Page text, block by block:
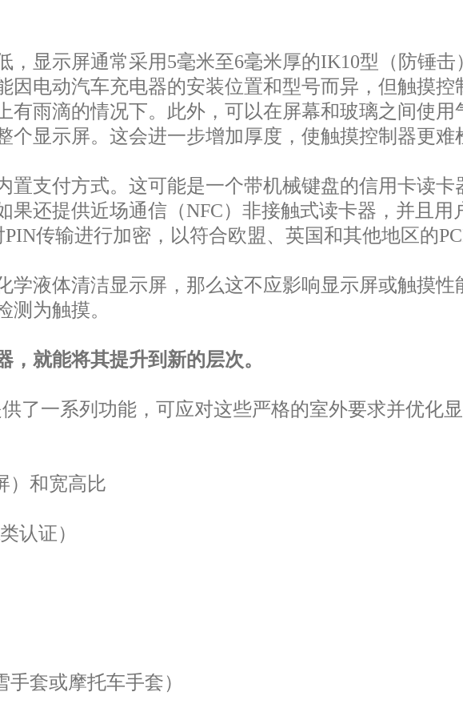
，显示屏通常采用5毫米至6毫米厚的IK10型（防锤击
因电动汽车充电器的安装位置和型号而异，但触摸控
有雨滴的情况下。此外，可以在屏幕和玻璃之间使用
显示屏。这会进一步增加厚度，使触摸控制器更难
置支付方式。这可能是一个带机械键盘的信用卡读卡
还提供近场通信（NFC）非接触式读卡器，并且用
传输进行加密，以符合欧盟、英国和其他地区的
学液体清洁显示屏，那么这不应影响显示屏或触摸性
测为触摸。
，就能将其提升到新的层次。
了一系列功能，可应对这些严格的室外要求并优化显
）和宽高比
认证）
套或摩托车手套）